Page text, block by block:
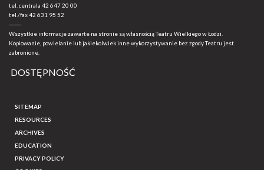
tel. centrala 42 647 20 00
tel./fax42 631 95 52
-------
Wszystkie informacje zawarte na stronie są własnością Teatru Wielkiego w Łodzi.
Kopiowanie, powielanie lub jakiekolwiek inne wykorzystywanie bez zgody Teatru jest
zabronione.
DOSTĘPNOŚĆ
SITEMAP
RESOURCES
ARCHIVES
EDUCATION
PRIVACY POLICY